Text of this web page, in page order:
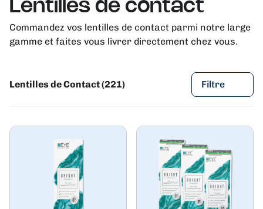
Lentilles de contact
Commandez vos lentilles de contact parmi notre large
gamme et faites vous livrer directement chez vous.
Lentilles de Contact (221) Filtre